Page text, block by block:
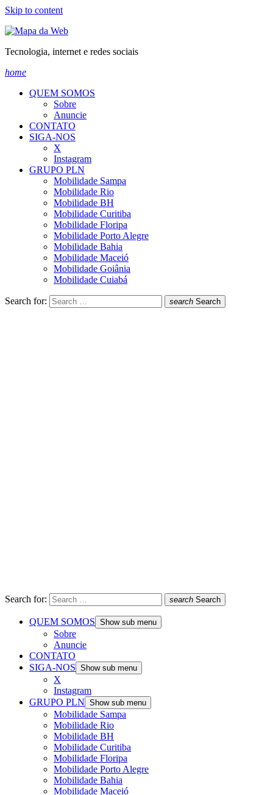
Skip to content
Tecnologia, internet e redes sociais
home
QUEM SOMOS
Sobre
Anuncie
CONTATO
SIGA-NOS
X
Instagram
GRUPO PLN
Mobilidade Sampa
Mobilidade Rio
Mobilidade BH
Mobilidade Curitiba
Mobilidade Floripa
Mobilidade Porto Alegre
Mobilidade Bahia
Mobilidade Maceió
Mobilidade Goiânia
Mobilidade Cuiabá
Search for: search Search
Search for: search Search
QUEM SOMOS Show sub menu
Sobre
Anuncie
CONTATO
SIGA-NOS Show sub menu
X
Instagram
GRUPO PLN Show sub menu
Mobilidade Sampa
Mobilidade Rio
Mobilidade BH
Mobilidade Curitiba
Mobilidade Floripa
Mobilidade Porto Alegre
Mobilidade Bahia
Mobilidade Maceió